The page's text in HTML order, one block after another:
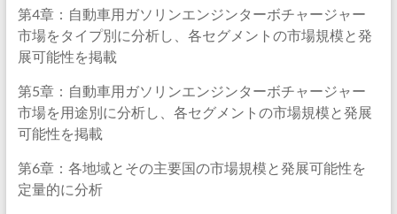
第4章：自動車用ガソリンエンジンターボチャージャー
市場をタイプ別に分析し、各セグメントの市場規模と発
展可能性を掲載
第5章：自動車用ガソリンエンジンターボチャージャー
市場を用途別に分析し、各セグメントの市場規模と発展
可能性を掲載
第6章：各地域とその主要国の市場規模と発展可能性を
定量的に分析